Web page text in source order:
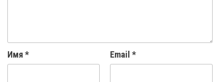
Имя * Email *